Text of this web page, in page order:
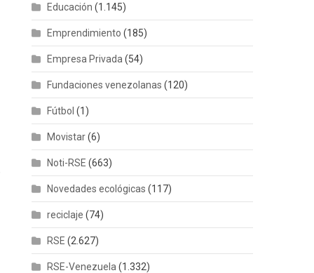
Educación (1.145)
Emprendimiento (185)
Empresa Privada (54)
Fundaciones venezolanas (120)
Fútbol (1)
Movistar(6)
Noti-RSE (663)
Novedades ecológicas (117)
reciclaje (74)
RSE (2.627)
RSE-Venezuela (1.332)